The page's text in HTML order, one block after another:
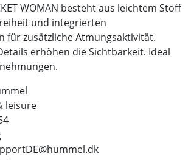
WOMAN besteht aus leichtem Stoff
und integrierten
für zusätzliche Atmungsaktivität.
erhöhen die Sichtbarkeit. Ideal
leisure